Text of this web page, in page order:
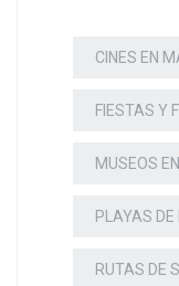
CINES EN
FIESTAS Y
MUSEOS
PLAYAS
RUTAS DE